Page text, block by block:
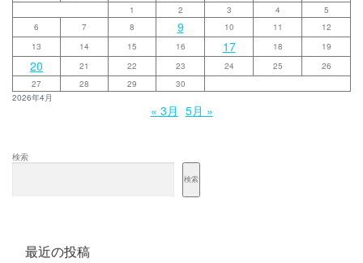
2026年4月
1 2 3 4
5
6
7 8 9 10 11
12
13
14 15 16 17 18 19
20 21 22 23 24 25
26
27
28 29 30
« 3月 5月 »
検索
検索
最近の投稿